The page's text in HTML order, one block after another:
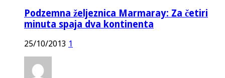
Podzemna željeznica Marmaray: Za četiri
minuta spaja dva kontinenta
25/10/2013 1